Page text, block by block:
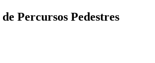
Percursos Pedestres